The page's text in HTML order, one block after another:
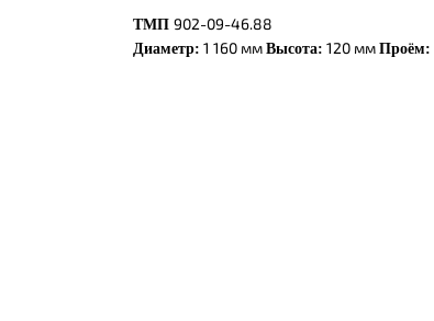
ТМП 902-09-46.88
Диаметр: 1 160 мм Высота: 120 мм Проём: